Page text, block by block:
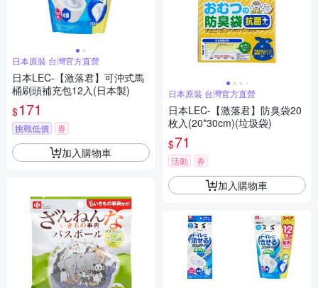
日本原裝 台灣官方直營
日本LEC-【激落君】可沖式馬
桶刷頭補充包12入(日本製)
$171
挑戰低價 券
加入購物車
日本原裝 台灣官方直營
日本LEC-【激落君】防臭袋20
枚入(20*30cm)(垃圾袋)
$71
活動 券
加入購物車